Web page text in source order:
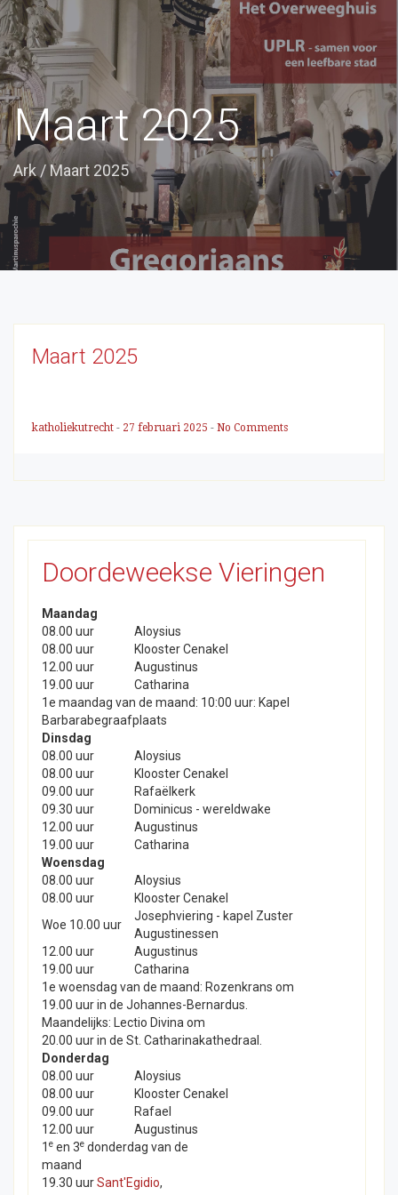
Maart 2025
Ark /Maart 2025
Maart 2025
katholiekutrecht - 27 februari 2025 - No Comments
Doordeweekse Vieringen
Maandag
08.00 uur
Aloysius
08.00 uur
Klooster Cenakel
12.00 uur
Augustinus
19.00 uur
Catharina
1e maandag van de maand: 10:00 uur: Kapel
Barbarabegraafplaats
Dinsdag
08.00 uur
Aloysius
08.00 uur
Klooster Cenakel
09.00 uur
Rafaëlkerk
09.30 uur
Dominicus - wereldwake
12.00 uur
Augustinus
19.00 uur
Catharina
Woensdag
08.00 uur
Aloysius
08.00 uur
Klooster Cenakel
Woe 10.00 uur
Josephviering - kapel Zuster
Augustinessen
12.00 uur
Augustinus
19.00 uur
Catharina
1e woensdag van de maand: Rozenkrans om
19.00 uur in de Johannes-Bernardus.
Maandelijks: Lectio Divina om
20.00 uur in de St. Catharinakathedraal.
Donderdag
08.00 uur
Aloysius
08.00 uur
Klooster Cenakel
09.00 uur
Rafael
12.00 uur
Augustinus
1 e en 3e donderdag van de
maand
19.30 uurSant'Egidio,